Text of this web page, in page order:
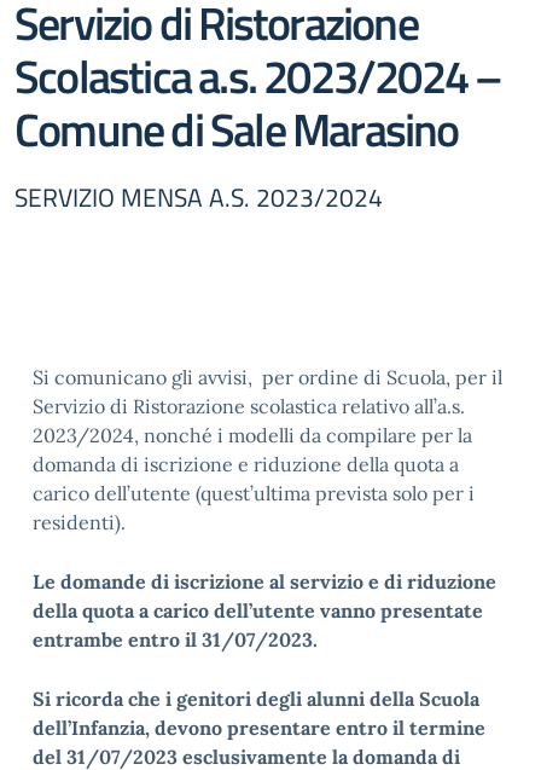
Servizio di Ristorazione
Scolastica a.s. 2023/2024 –
Comune di Sale Marasino
SERVIZIO MENSA A.S. 2023/2024
Si comunicano gli avvisi, per ordine di Scuola, per il
Servizio di Ristorazione scolastica relativo all’a.s.
2023/2024, nonché i modelli da compilare per la
domanda di iscrizione e riduzione della quota a
carico dell’utente (quest’ultima prevista solo per i
residenti).
Le domande di iscrizione al servizio e di riduzione
della quota a carico dell’utente vanno presentate
entrambe entro il 31/07/2023.
Si ricorda che i genitori degli alunni della Scuola
dell’Infanzia, devono presentare entro il termine
del 31/07/2023 esclusivamente la domanda di